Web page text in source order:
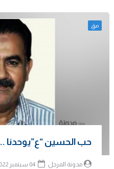
مق
حب الحسين “ع”يوحدنا ..
مدونة المرجل